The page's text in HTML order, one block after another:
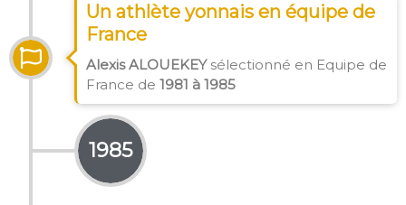
Un athlète yonnais en équipe de
France
Alexis ALOUEKEY sélectionné en Equipe de
France de1981 à 1985
1985